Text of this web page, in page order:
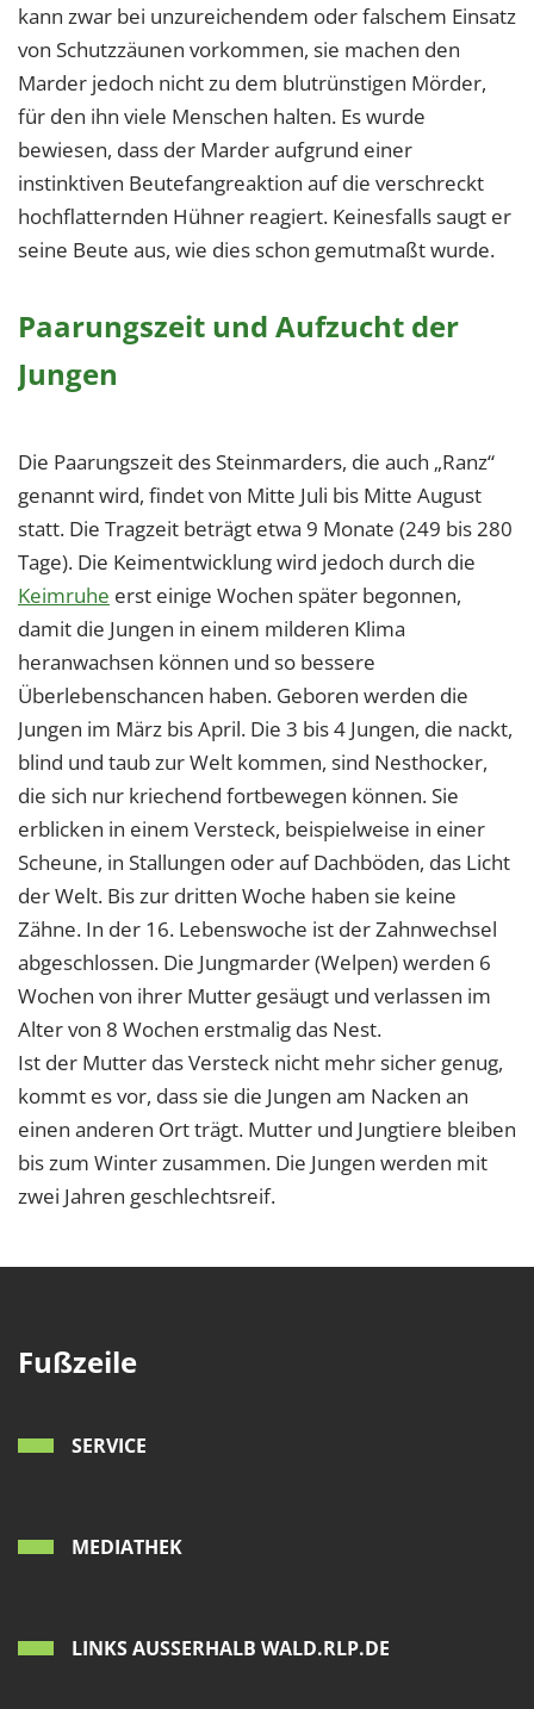
kann zwar bei unzureichendem oder falschem Einsatz
von Schutzzäunen vorkommen, sie machen den
Marder jedoch nicht zu dem blutrünstigen Mörder,
für den ihn viele Menschen halten. Es wurde
bewiesen, dass der Marder aufgrund einer
instinktiven Beutefangreaktion auf die verschreckt
hochflatternden Hühner reagiert. Keinesfalls saugt er
seine Beute aus, wie dies schon gemutmaßt wurde.
Paarungszeit und Aufzucht der
Jungen
Die Paarungszeit des Steinmarders, die auch „Ranz“
genannt wird, findet von Mitte Juli bis Mitte August
statt. Die Tragzeit beträgt etwa 9 Monate (249 bis 280
Tage). Die Keimentwicklung wird jedoch durch die
Keimruhe erst einige Wochen später begonnen,
damit die Jungen in einem milderen Klima
heranwachsen können und so bessere
Überlebenschancen haben. Geboren werden die
Jungen im März bis April. Die 3 bis 4 Jungen, die nackt,
blind und taub zur Welt kommen, sind Nesthocker,
die sich nur kriechend fortbewegen können. Sie
erblicken in einem Versteck, beispielweise in einer
Scheune, in Stallungen oder auf Dachböden, das Licht
der Welt. Bis zur dritten Woche haben sie keine
Zähne. In der 16. Lebenswoche ist der Zahnwechsel
abgeschlossen. Die Jungmarder (Welpen) werden 6
Wochen von ihrer Mutter gesäugt und verlassen im
Alter von 8 Wochen erstmalig das Nest.
Ist der Mutter das Versteck nicht mehr sicher genug,
kommt es vor, dass sie die Jungen am Nacken an
einen anderen Ort trägt. Mutter und Jungtiere bleiben
bis zum Winter zusammen. Die Jungen werden mit
zwei Jahren geschlechtsreif.
Fußzeile
SERVICE
MEDIATHEK
LINKS AUSSERHALB WALD.RLP.DE